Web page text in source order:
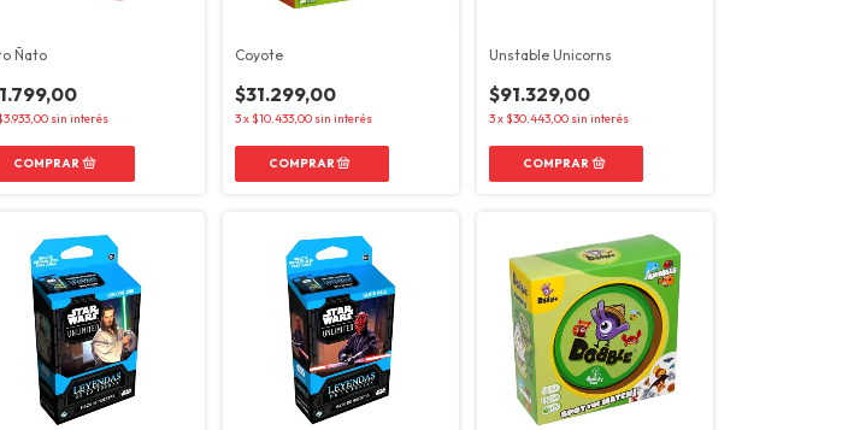
Ñato
sin interés
Coyote
$31.299,00
3x $10.433,00 sin interés
Unstable Unicorns
$91.329,00
3x $30.443,00 sin interés